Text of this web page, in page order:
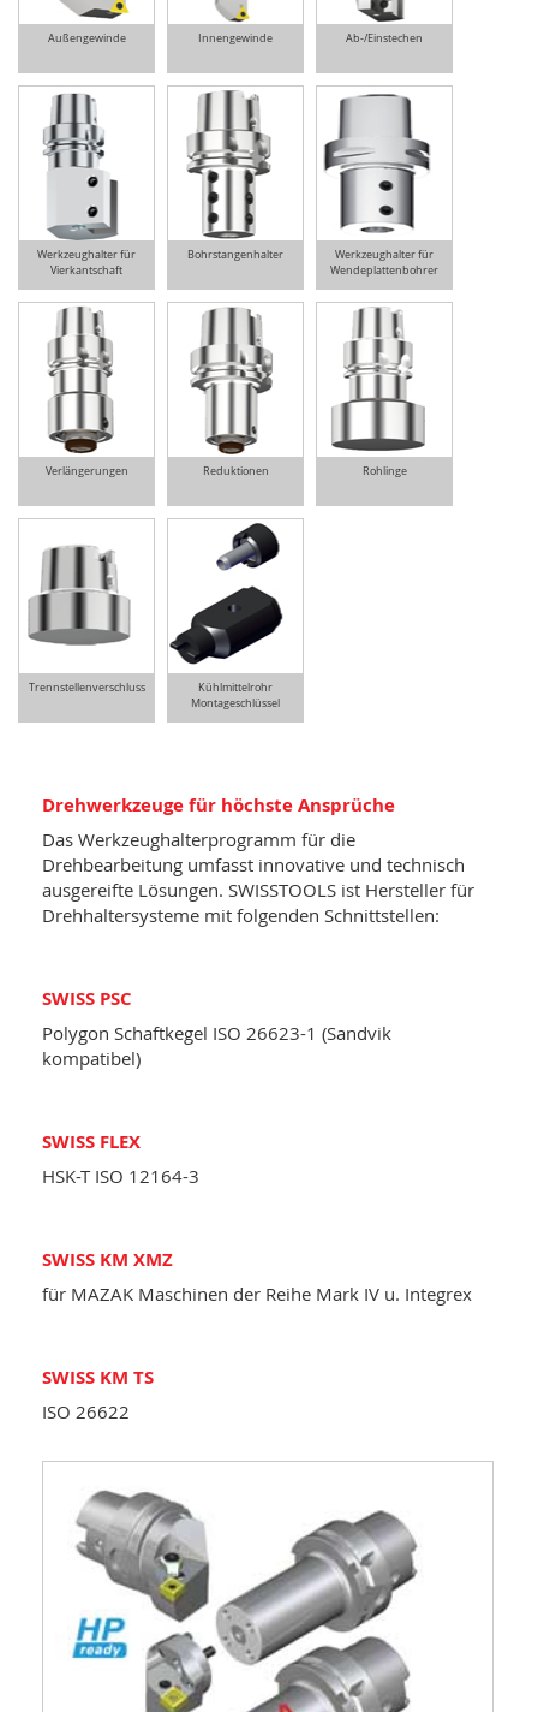
Außengewinde Innengewinde Ab-/Einstechen
Werkzeughalter für
Vierkantschaft
Bohrstangenhalter
Werkzeughalter für
Wendeplattenbohrer
Verlängerungen Reduktionen Rohlinge
Trennstellenverschluss
Kühlmittelrohr
Montageschlüssel
Drehwerkzeuge für höchste Ansprüche
Das Werkzeughalterprogramm für die
Drehbearbeitung umfasst innovative und technisch
ausgereifte Lösungen. SWISSTOOLS ist Hersteller für
Drehhaltersysteme mit folgenden Schnittstellen:
SWISS PSC
Polygon Schaftkegel ISO 26623-1 (Sandvik
kompatibel)
SWISS FLEX
HSK-T ISO 12164-3
SWISS KM XMZ
für MAZAK Maschinen der Reihe Mark IV u. Integrex
SWISS KM TS
ISO 26622